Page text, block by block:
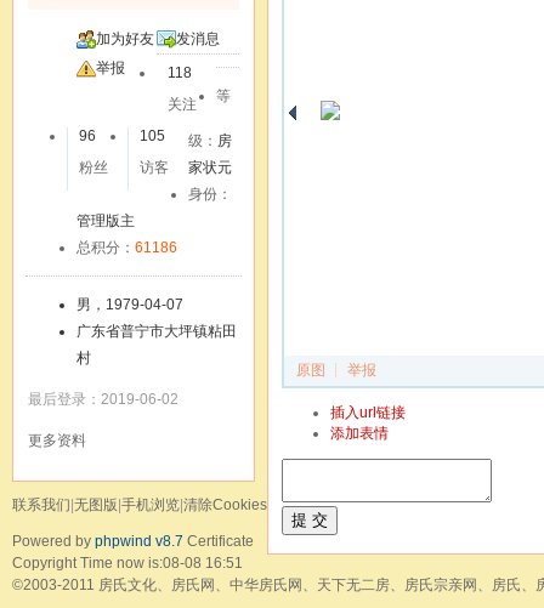
加为好友
发消息
举报
118
关注
96
粉丝
105
访客
等
级： 房
家状元
身份：
管理版主
总积分： 61186
男，1979-04-07
广东省普宁市大坪镇粘田
村
最后登录：2019-06-02
更多资料
原图 ┊ 举报
浏览(2410)
插入url链接
添加表情
提 交
联系我们 无图版 手机浏览 清除Cookies
Powered by phpwind v8.7 Certificate
Copyright Time now is:08-08 16:51
©2003-2011 房氏文化、房氏网、中华房氏网、天下无二房、房氏宗亲网、房氏、